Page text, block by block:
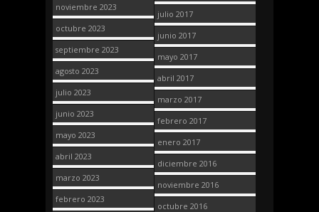
noviembre 2023
octubre 2023
septiembre 2023
agosto 2023
julio 2023
junio 2023
mayo 2023
abril 2023
marzo 2023
febrero 2023
julio 2017
junio 2017
mayo 2017
abril 2017
marzo 2017
febrero 2017
enero 2017
diciembre 2016
noviembre 2016
octubre 2016